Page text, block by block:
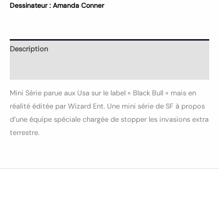
Dessinateur : Amanda Conner
Description
Mini Série parue aux Usa sur le label « Black Bull » mais en
réalité éditée par Wizard Ent. Une mini série de SF à propos
d’une équipe spéciale chargée de stopper les invasions extra
terrestre.